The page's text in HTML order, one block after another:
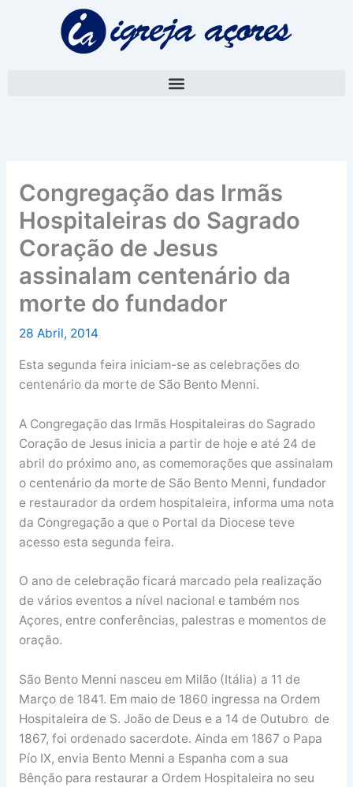
Congregação das Irmãs
Hospitaleiras do Sagrado
Coração de Jesus
assinalam centenário da
morte do fundador
28 Abril, 2014
Esta segunda feira iniciam-se as celebrações do
centenário da morte de São Bento Menni.
A Congregação das Irmãs Hospitaleiras do Sagrado
Coração de Jesus inicia a partir de hoje e até 24 de
abril do próximo ano, as comemorações que assinalam
o centenário da morte de São Bento Menni, fundador
e restaurador da ordem hospitaleira, informa uma nota
da Congregação a que o Portal da Diocese teve
acesso esta segunda feira.
O ano de celebração ficará marcado pela realização
de vários eventos a nível nacional e também nos
Açores, entre conferências, palestras e momentos de
oração.
São Bento Menni nasceu em Milão (Itália) a 11 de
Março de 1841. Em maio de 1860 ingressa na Ordem
Hospitaleira de S. João de Deus e a 14 de Outubro de
1867, foi ordenado sacerdote. Ainda em 1867 o Papa
Pío IX, envia Bento Menni a Espanha com a sua
Bênção para restaurar a Ordem Hospitaleira no seu